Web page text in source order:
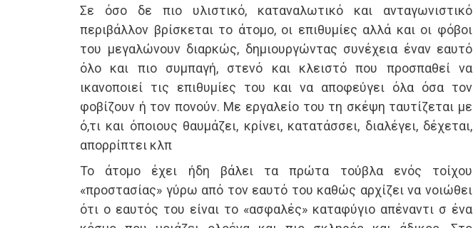
Σε όσο δε πιο υλιστικό, καταναλωτικό και ανταγωνιστικό
περιβάλλον βρίσκεται το άτομο, οι επιθυμίες αλλά και οι φόβοι
του μεγαλώνουν διαρκώς, δημιουργώντας συνέχεια έναν εαυτό
όλο και πιο συμπαγή, στενό και κλειστό που προσπαθεί να
ικανοποιεί τις επιθυμίες του και να αποφεύγει όλα όσα τον
φοβίζουν ή τον πονούν. Με εργαλείο του τη σκέψη ταυτίζεται με
ό,τι και όποιους θαυμάζει, κρίνει, κατατάσσει, διαλέγει, δέχεται,
απορρίπτει κλπ
Το άτομο έχει ήδη βάλει τα πρώτα τούβλα ενός τοίχου
«προστασίας» γύρω από τον εαυτό του καθώς αρχίζει να νοιώθει
ότι ο εαυτός του είναι το «ασφαλές» καταφύγιο απέναντι σ ένα